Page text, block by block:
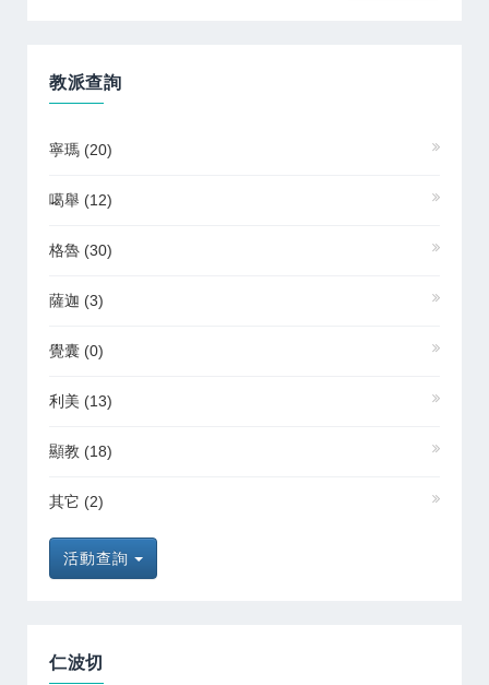
教派查詢
寧瑪 (20)
噶舉 (12)
格魯 (30)
薩迦 (3)
覺囊 (0)
利美 (13)
顯教 (18)
其它 (2)
活動查詢
仁波切